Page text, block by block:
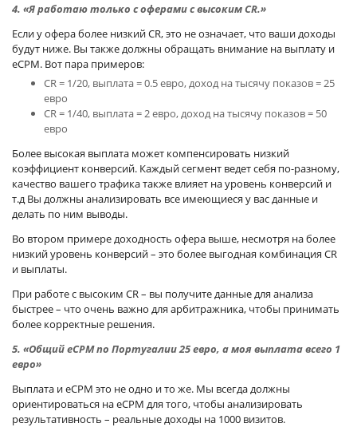
4. «Я работаю только с оферами с высоким CR.»
Если у офера более низкий CR, это не означает, что ваши доходы
будут ниже. Вы также должны обращать внимание на выплату и
eCPM. Вот пара примеров:
CR = 1/20, выплата = 0.5 евро, доход на тысячу показов = 25
евро
CR = 1/40, выплата = 2 евро, доход на тысячу показов = 50
евро
Более высокая выплата может компенсировать низкий
коэффициент конверсий. Каждый сегмент ведет себя по-разному,
качество вашего трафика также влияет на уровень конверсий и
т.д Вы должны анализировать все имеющиеся у вас данные и
делать по ним выводы.
Во втором примере доходность офера выше, несмотря на более
низкий уровень конверсий – это более выгодная комбинация CR
и выплаты.
При работе с высоким CR – вы получите данные для анализа
быстрее – что очень важно для арбитражника, чтобы принимать
более корректные решения.
5. «Общий eCPM по Португалии 25 евро, а моя выплата всего 1
евро»
Выплата и eCPM это не одно и то же. Мы всегда должны
ориентироваться на eCPM для того, чтобы анализировать
результативность – реальные доходы на 1000 визитов.